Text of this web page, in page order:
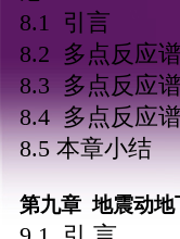
8.1 引言
8.2 多点反应
8.3 多点反应
8.4 多点反应
8.5 本章小结
第九章 地震动地